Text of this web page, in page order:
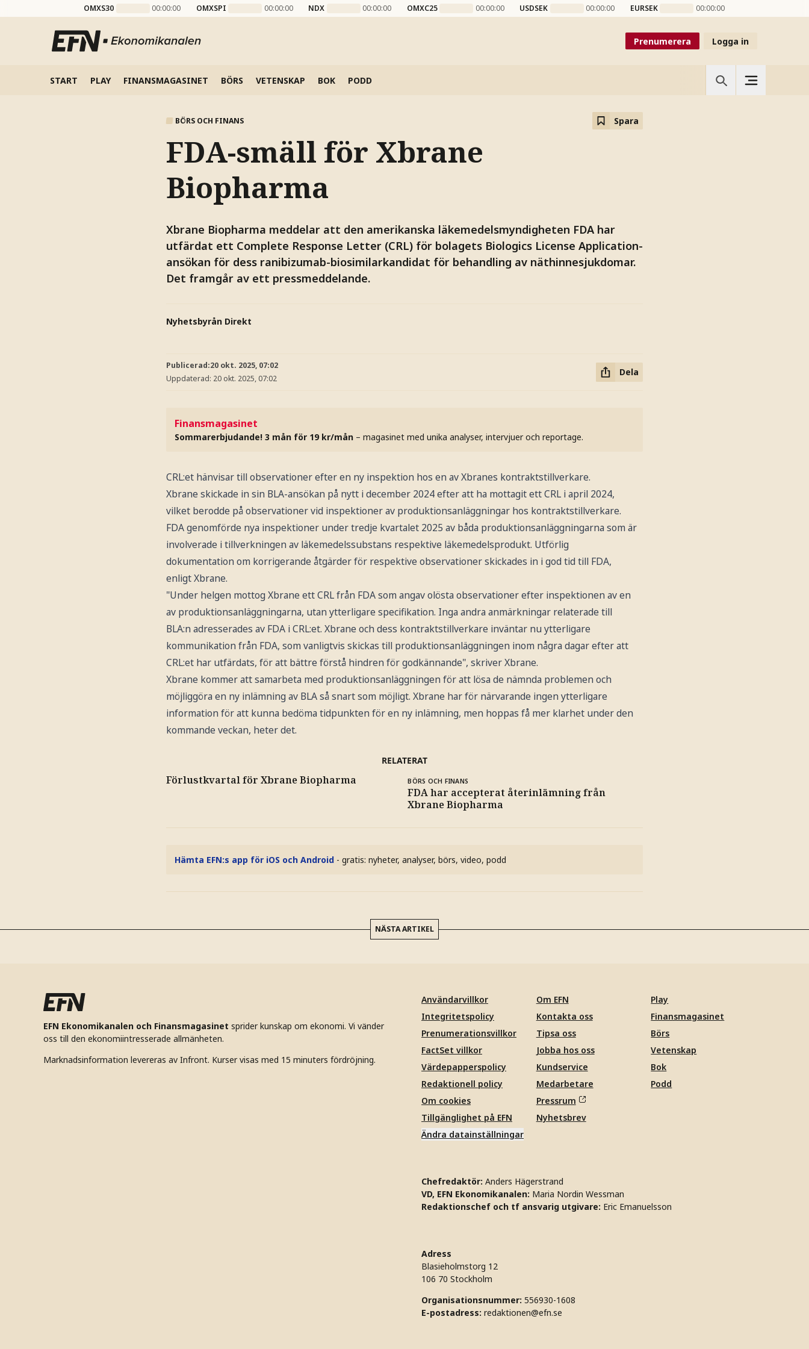
OMXS30 00:00:00 OMXSPI 00:00:00 NDX 00:00:00 OMXC25 00:00:00 USDSEK 00:00:00 EURSEK 00:00:00
Prenumerera Logga in
START PLAY FINANSMAGASINET BÖRS VETENSKAP BOK PODD
BÖRS OCH FINANS Spara
FDA-smäll för Xbrane
Biopharma
Xbrane Biopharma meddelar att den amerikanska läkemedelsmyndigheten FDA har
utfärdat ett Complete Response Letter (CRL) för bolagets Biologics License Application-
ansökan för dess ranibizumab-biosimilarkandidat för behandling av näthinnesjukdomar.
Det framgår av ett pressmeddelande.
Nyhetsbyrån Direkt
Publicerad:20 okt. 2025, 07:02
Uppdaterad: 20 okt. 2025, 07:02
Dela
Finansmagasinet
Sommarerbjudande! 3 mån för 19 kr/mån – magasinet med unika analyser, intervjuer och reportage.
CRL:et hänvisar till observationer efter en ny inspektion hos en av Xbranes kontraktstillverkare.
Xbrane skickade in sin BLA-ansökan på nytt i december 2024 efter att ha mottagit ett CRL i april 2024,
vilket berodde på observationer vid inspektioner av produktionsanläggningar hos kontraktstillverkare.
FDA genomförde nya inspektioner under tredje kvartalet 2025 av båda produktionsanläggningarna som är
involverade i tillverkningen av läkemedelssubstans respektive läkemedelsprodukt. Utförlig
dokumentation om korrigerande åtgärder för respektive observationer skickades in i god tid till FDA,
enligt Xbrane.
"Under helgen mottog Xbrane ett CRL från FDA som angav olösta observationer efter inspektionen av en
av produktionsanläggningarna, utan ytterligare specifikation. Inga andra anmärkningar relaterade till
BLA:n adresserades av FDA i CRL:et. Xbrane och dess kontraktstillverkare inväntar nu ytterligare
kommunikation från FDA, som vanligtvis skickas till produktionsanläggningen inom några dagar efter att
CRL:et har utfärdats, för att bättre förstå hindren för godkännande", skriver Xbrane.
Xbrane kommer att samarbeta med produktionsanläggningen för att lösa de nämnda problemen och
möjliggöra en ny inlämning av BLA så snart som möjligt. Xbrane har för närvarande ingen ytterligare
information för att kunna bedöma tidpunkten för en ny inlämning, men hoppas få mer klarhet under den
kommande veckan, heter det.
RELATERAT
Förlustkvartal för Xbrane Biopharma BÖRS OCH FINANS
FDA har accepterat återinlämning från
Xbrane Biopharma
Hämta EFN:s app för iOS och Android - gratis: nyheter, analyser, börs, video, podd
NÄSTA ARTIKEL
EFN Ekonomikanalen och Finansmagasinet sprider kunskap om ekonomi. Vi vänder
oss till den ekonomiintresserade allmänheten.
Marknadsinformation levereras av Infront. Kurser visas med 15 minuters fördröjning.
Användarvillkor
Integritetspolicy
Prenumerationsvillkor
FactSet villkor
Värdepapperspolicy
Redaktionell policy
Om cookies
Tillgänglighet på EFN
Ändra datainställningar
Om EFN
Kontakta oss
Tipsa oss
Jobba hos oss
Kundservice
Medarbetare
Pressrum
Nyhetsbrev
Play
Finansmagasinet
Börs
Vetenskap
Bok
Podd
Chefredaktör: Anders Hägerstrand
VD, EFN Ekonomikanalen: Maria Nordin Wessman
Redaktionschef och tf ansvarig utgivare: Eric Emanuelsson
Adress
Blasieholmstorg 12
106 70 Stockholm
Organisationsnummer: 556930-1608
E-postadress: redaktionen@efn.se